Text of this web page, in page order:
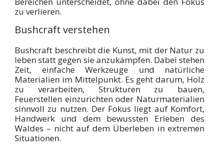
zu verlieren.
Bushcraft verstehen
Bushcraft beschreibt die Kunst, mit der Natur zu
leben statt gegen sie anzukämpfen. Dabei stehen
Zeit, einfache Werkzeuge und natürliche
Materialien im Mittelpunkt. Es geht darum, Holz
zu verarbeiten, Strukturen zu bauen,
Feuerstellen einzurichten oder Naturmaterialien
sinnvoll zu nutzen. Der Fokus liegt auf Komfort,
Handwerk und dem bewussten Erleben des
Waldes – nicht auf dem Überleben in extremen
Situationen.